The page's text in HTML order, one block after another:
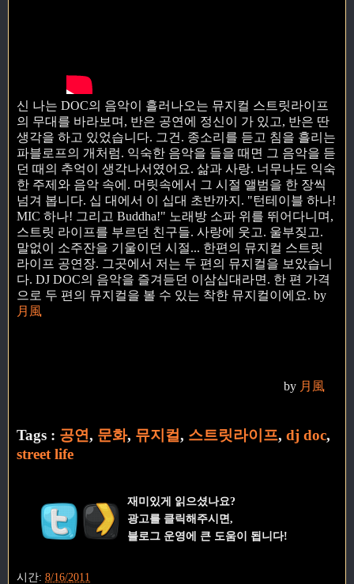
신 나는 DOC의 음악이 흘러나오는 뮤지컬 스트릿라이프
의 무대를 바라보며, 반은 공연에 정신이 가 있고, 반은 딴
생각을 하고 있었습니다. 그건. 종소리를 듣고 침을 흘리는
파블로프의 개처럼. 익숙한 음악을 들을 때면 그 음악을 듣
던 때의 추억이 생각나서였어요. 삶과 사랑. 너무나도 익숙
한 주제와 음악 속에. 머릿속에서 그 시절 앨범을 한 장씩
넘겨 봅니다. 십 대에서 이 십대 초반까지. "턴테이블 하나!
MIC 하나! 그리고 Buddha!" 노래방 소파 위를 뛰어다니며,
스트릿 라이프를 부르던 친구들. 사랑에 웃고. 울부짖고.
말없이 소주잔을 기울이던 시절... 한편의 뮤지컬 스트릿
라이프 공연장. 그곳에서 저는 두 편의 뮤지컬을 보았습니
다. DJ DOC의 음악을 즐겨듣던 이삼십대라면. 한 편 가격
으로 두 편의 뮤지컬을 볼 수 있는 착한 뮤지컬이에요. by
月風
by 月風
Tags : 공연, 문화, 뮤지컬, 스트릿라이프, dj doc,
street life
재미있게 읽으셨나요?
광고를 클릭해주시면,
블로그 운영에 큰 도움이 됩니다!
시간: 8/16/2011